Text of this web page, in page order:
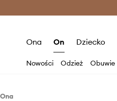
Ona On Dziecko
Nowości Odzież Obuwie
Ona